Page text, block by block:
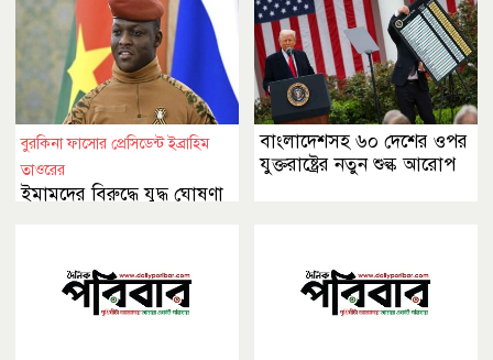
বুরকিনা ফাসোর প্রেসিডেন্ট ইব্রাহিম
তাওরের
ইমামদের বিরুদ্ধে যুদ্ধ ঘোষণা
বাংলাদেশসহ ৬০ দেশের ওপর
যুক্তরাষ্ট্রের নতুন শুল্ক আরোপ